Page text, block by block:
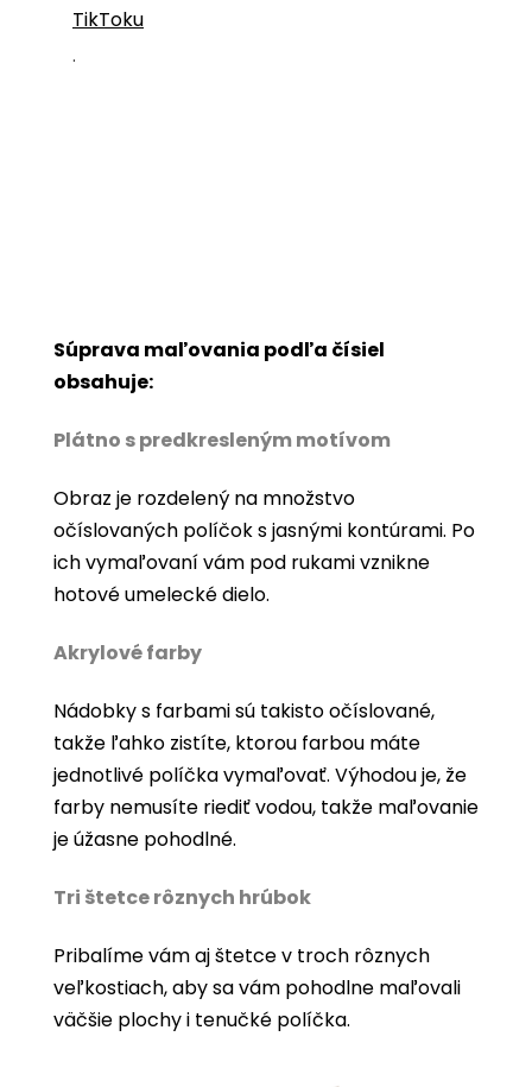
TikToku
.
Súprava maľovania podľa čísiel
obsahuje:
Plátno s predkresleným motívom
Obraz je rozdelený na množstvo
očíslovaných políčok s jasnými kontúrami. Po
ich vymaľovaní vám pod rukami vznikne
hotové umelecké dielo.
Akrylové farby
Nádobky s farbami sú takisto očíslované,
takže ľahko zistíte, ktorou farbou máte
jednotlivé políčka vymaľovať. Výhodou je, že
farby nemusíte riediť vodou, takže maľovanie
je úžasne pohodlné.
Tri štetce rôznych hrúbok
Pribalíme vám aj štetce v troch rôznych
veľkostiach, aby sa vám pohodlne maľovali
väčšie plochy i tenučké políčka.